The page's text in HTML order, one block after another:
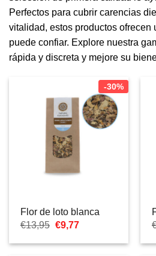
Perfectos para cubrir carencias
vitalidad, estos productos ofrecen
puede confiar. Explore nuestra
rápida y discreta y mejore su
-30%
Flor de loto blanca
€13,95 El
original
€9,77El
actual